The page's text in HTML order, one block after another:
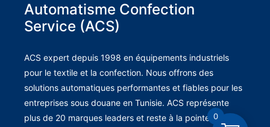
Automatisme Confection
Service (ACS)
ACS expert depuis 1998 en équipements industriels
pour le textile et la confection. Nous offrons des
solutions automatiques performantes et fiables pour les
entreprises sous douane en Tunisie. ACS représente
plus de 20 marques leaders et reste à la pointe des
0